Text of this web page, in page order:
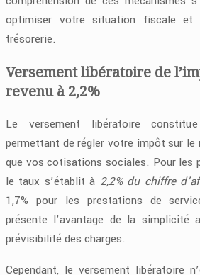
optimiser votre situation fiscale
trésorerie.
Versement libératoire de
revenu à 2,2%
Le versement libératoire
permettant de régler votre impôt sur le
que vos cotisations sociales. Pour les
le taux s’établit à 2,2% du chiffre
1,7% pour les prestations de
présente l’avantage de la simplicité
prévisibilité des charges.
Cependant, le versement libératoire